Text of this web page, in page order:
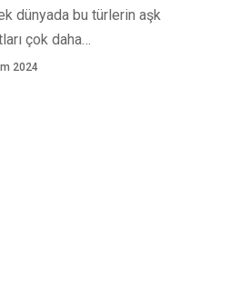
dünyada bu türlerin aşk
çok daha…
2024